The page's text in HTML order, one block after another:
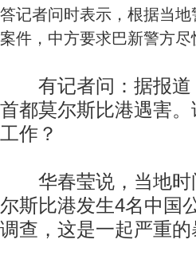
答记者问时表示，根据当
案件，中方要求巴新警方
有记者问：据报道
首都莫尔斯比港遇害
工作？
华春莹说，当地时
尔斯比港发生4名中国
调查，这是一起严重